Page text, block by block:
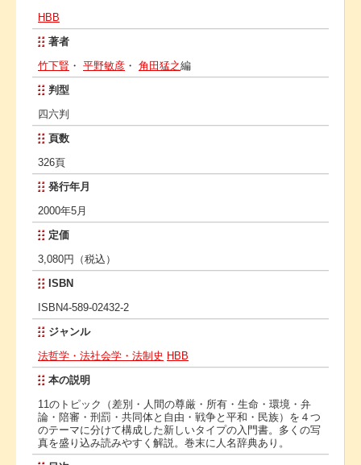
HBB
著者
竹下賢 ・ 平野敏彦 ・ 角田猛之編
判型
四六判
頁数
326頁
発行年月
2000年5月
定価
3,080円（税込）
ISBN
ISBN4-589-02432-2
ジャンル
法哲学・法社会学・法制史 HBB
本の説明
11のトピック（差別・人間の尊厳・所有・生命・環境・弁
論・陪審・刑罰・共同体と自由・戦争と平和・民族）を４つ
のテーマに分けて構成した新しいタイプの入門書。多くの写
真を盛り込み読みやすく解説。巻末に人名辞典あり。